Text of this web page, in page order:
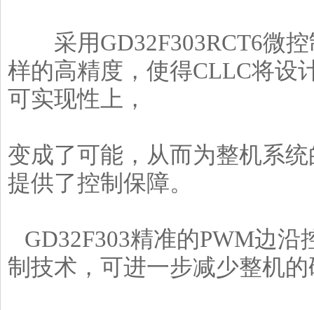
采用GD32F303RCT6微控
样的高精度，使得CLLC将设
可实现性上，
变成了可能，从而为整机系
提供了控制保障。
GD32F303精准的PWM边
制技术，可进一步减少整机